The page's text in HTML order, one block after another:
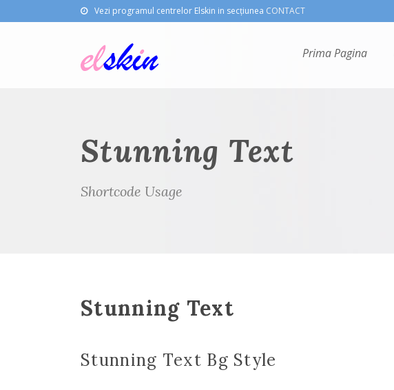
Vezi programul centrelor Elskin in secțiunea CONTACT
Prima Pagina
Stunning Text
Shortcode Usage
Stunning Text
Stunning Text Bg Style